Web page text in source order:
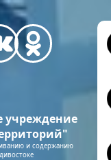
учреждение
и содержанию